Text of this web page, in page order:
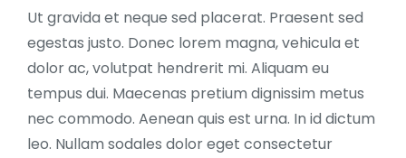
Ut gravida et neque sed placerat. Praesent sed
egestas justo. Donec lorem magna, vehicula et
dolor ac, volutpat hendrerit mi. Aliquam eu
tempus dui. Maecenas pretium dignissim metus
nec commodo. Aenean quis est urna. In id dictum
leo. Nullam sodales dolor eget consectetur